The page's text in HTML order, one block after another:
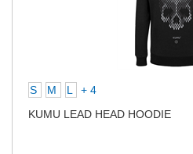
S M L
+ 4
KUMU LEAD HEAD HOODIE